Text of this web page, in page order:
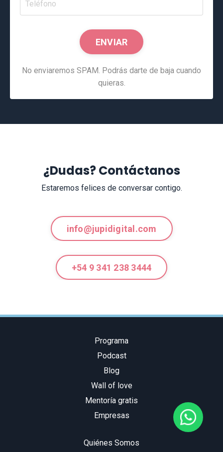
ENVIAR
No enviaremos SPAM. Podrás darte de baja cuando
quieras.
¿Dudas? Contáctanos
Estaremos felices de conversar contigo.
info@jupidigital.com
+54 9 341 238 3444
Programa
Podcast
Blog
Wall of love
Mentoría gratis
Empresas
Quiénes Somos